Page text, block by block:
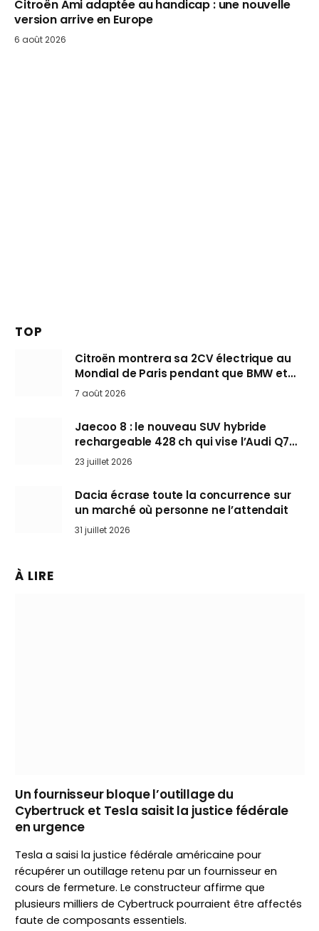
Citroën Ami adaptée au handicap : une nouvelle
version arrive en Europe
6 août 2026
TOP
Citroën montrera sa 2CV électrique au
Mondial de Paris pendant que BMW et
Mini désertent le salon
7 août 2026
Jaecoo 8 : le nouveau SUV hybride
rechargeable 428 ch qui vise l’Audi Q7
arrive en Europe cet automne
23 juillet 2026
Dacia écrase toute la concurrence sur
un marché où personne ne l’attendait
31 juillet 2026
À LIRE
Un fournisseur bloque l’outillage du
Cybertruck et Tesla saisit la justice fédérale
en urgence
Tesla a saisi la justice fédérale américaine pour
récupérer un outillage retenu par un fournisseur en
cours de fermeture. Le constructeur affirme que
plusieurs milliers de Cybertruck pourraient être affectés
faute de composants essentiels.